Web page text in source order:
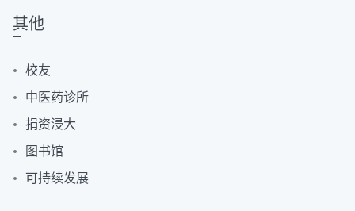
其他
校友
中医药诊所
捐资浸大
图书馆
可持续发展